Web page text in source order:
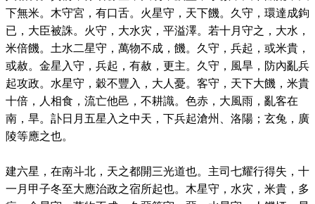
下無米。木守宮，有口舌。火星守，天下饑。久守，環達成鉤
已，大臣被誅。火守，大水灾，平溢澤。若十月守之，大水，
米倍饑。土水二星守，萬物不成，饑。久守，兵起，或米貴，
或赦。金星入守，兵起，有赦，更主。久守，風旱，防內亂兵
起攻政。水星守，穀不豐入，大人憂。客守，天下大饑，米貴
十倍，人相食，流亡他邑，不耕識。色赤，大風雨，亂客在
南，旱。訃日月五星入之中天，下兵起滄州、洛陽；玄兔，廣
陵等應之也。
建六星，在南斗北，天之都開三光道也。主司七耀行得失，十
一月甲子冬至大應治政之宿所起也。木星守，水灾，米貴，多